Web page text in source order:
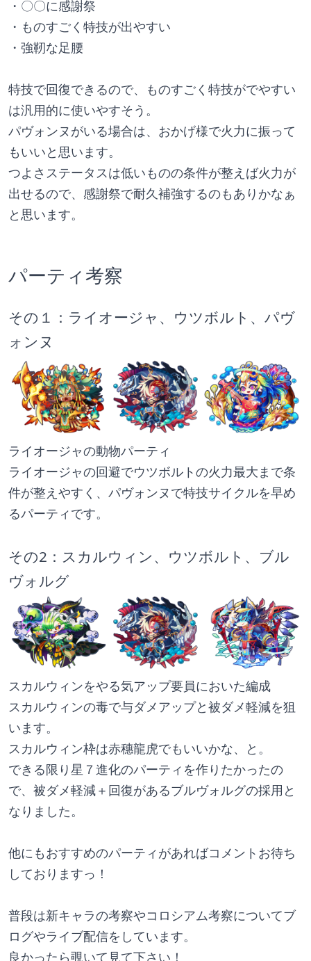
・〇〇に感謝祭
・ものすごく特技が出やすい
・強靭な足腰
特技で回復できるので、ものすごく特技がでやすい
は汎用的に使いやすそう。
パヴォンヌがいる場合は、おかげ様で火力に振って
もいいと思います。
つよさステータスは低いものの条件が整えば火力が
出せるので、感謝祭で耐久補強するのもありかなぁ
と思います。
パーティ考察
その１：ライオージャ、ウツボルト、パヴ
ォンヌ
ライオージャの動物パーティ
ライオージャの回避でウツボルトの火力最大まで条
件が整えやすく、パヴォンヌで特技サイクルを早め
るパーティです。
その2：スカルウィン、ウツボルト、ブル
ヴォルグ
スカルウィンをやる気アップ要員においた編成
スカルウィンの毒で与ダメアップと被ダメ軽減を狙
います。
スカルウィン枠は赤穗龍虎でもいいかな、と。
できる限り星７進化のパーティを作りたかったの
で、被ダメ軽減＋回復があるブルヴォルグの採用と
なりました。
他にもおすすめのパーティがあればコメントお待ち
しておりますっ！
普段は新キャラの考察やコロシアム考察についてブ
ログやライブ配信をしています。
良かったら覗いて見て下さい！